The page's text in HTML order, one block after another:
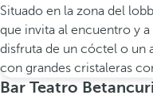
Situado en la zona del
que invita al encuentro y
disfruta de un cóctel o un
con grandes cristaleras
Bar Teatro